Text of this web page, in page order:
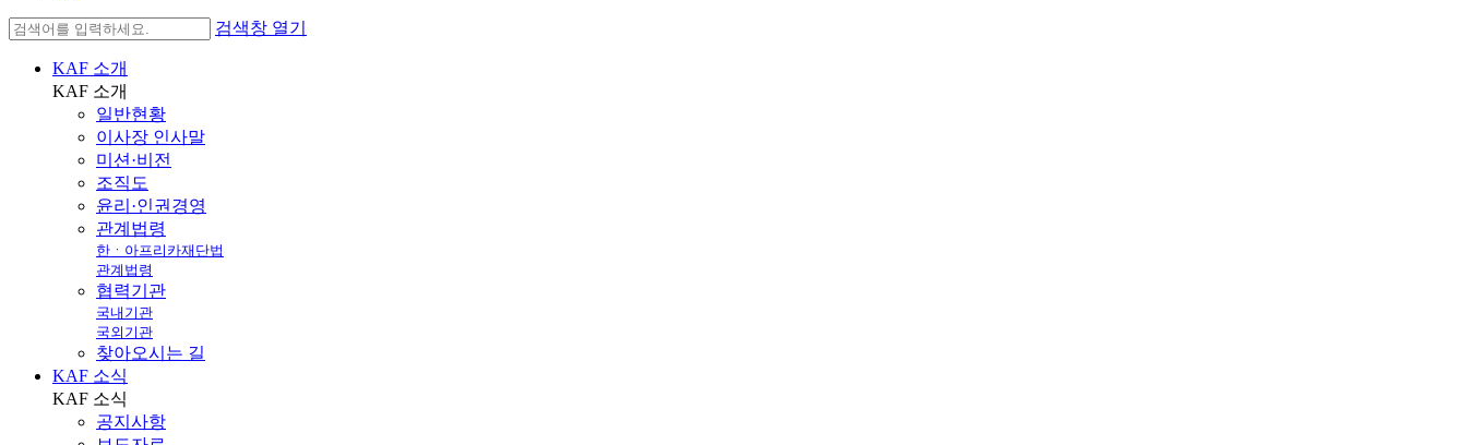
검색창 열기
KAF 소개
KAF 소개
일반현황
이사장 인사말
미션·비전
조직도
윤리·인권경영
관계법령
한ㆍ아프리카재단법
관계법령
협력기관
국내기관
국외기관
찾아오시는 길
KAF 소식
KAF 소식
공지사항